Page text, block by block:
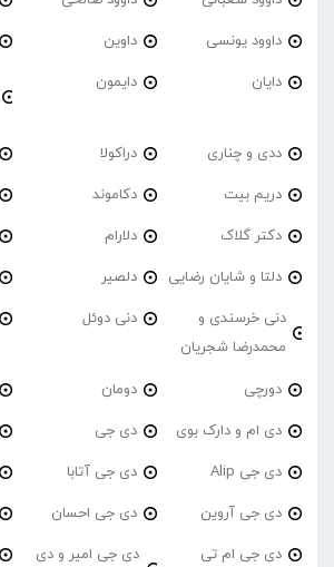
داوود یونسی داوین
دایان دایمون
ددی و چناری دراکولا
دریم بیت دکاموند
دکتر گلاک دلارام
دلتا و شایان رضایی دلصیر
دنی خرسندی و
محمدرضا شجریان
دنی دوئل
دورچی دومان
دی ام و دارک بوی دی جی
دی جی Alip دی جی آتابا
دی جی آروین دی جی احسان
دی جی ام تی
دی جی امیر و دی